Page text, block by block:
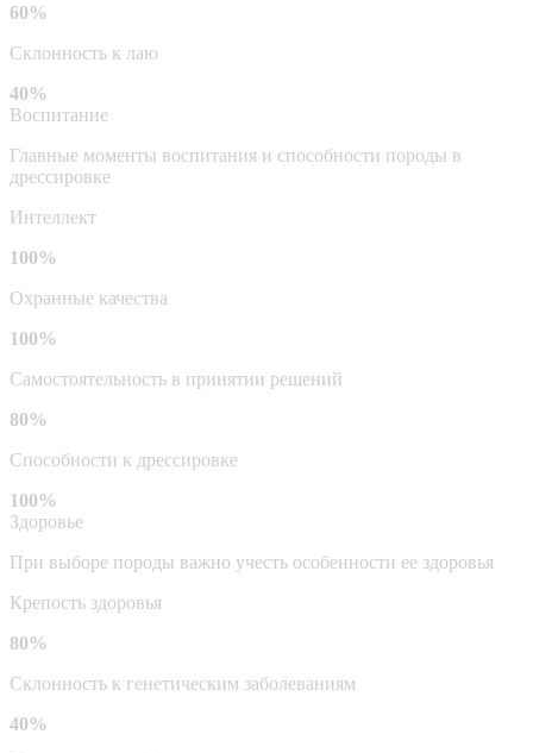
60%
Склонность к лаю
40%
Воспитание
Главные моменты воспитания и способности породы в
дрессировке
Интеллект
100%
Охранные качества
100%
Самостоятельность в принятии решений
80%
Способности к дрессировке
100%
Здоровье
При выборе породы важно учесть особенности ее здоровья
Крепость здоровья
80%
Склонность к генетическим заболеваниям
40%